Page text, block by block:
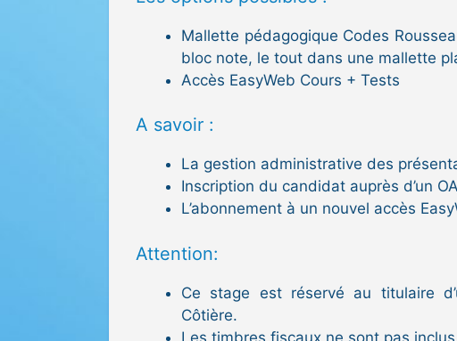
Mallette pédagogique Codes
bloc note, le tout dans une mallette
Accès EasyWeb Cours + Tests
A savoir :
La gestion administrative des
Inscription du candidat auprès d’un
L’abonnement à un nouvel accès
Attention:
Ce stage est réservé au titulaire
Côtière.
Les timbres fiscaux ne sont pas